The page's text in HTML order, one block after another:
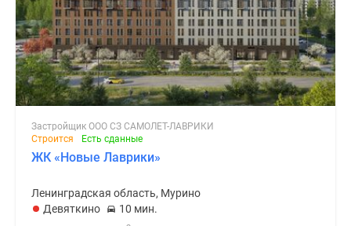
Застройщик ООО СЗ САМОЛЕТ-ЛАВРИКИ
Строится
Есть сданные
ЖК «Новые Лаврики»
Ленинградская область, Мурино
Девяткино
10 мин.